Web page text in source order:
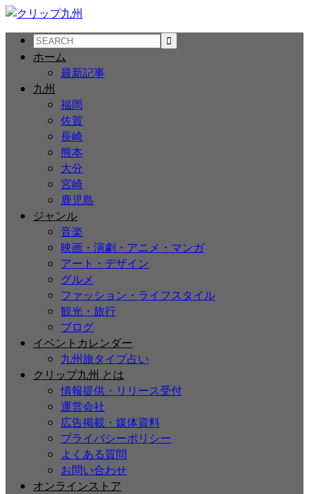
ホーム
最新記事
九州
福岡
佐賀
長崎
熊本
大分
宮崎
鹿児島
ジャンル
音楽
映画・演劇・アニメ・マンガ
アート・デザイン
グルメ
ファッション・ライフスタイル
観光・旅行
ブログ
イベントカレンダー
九州旅タイプ占い
クリップ九州 とは
情報提供・リリース受付
運営会社
広告掲載・媒体資料
プライバシーポリシー
よくある質問
お問い合わせ
オンラインストア